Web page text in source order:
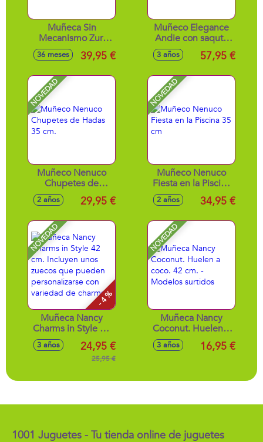
Muñeca Sin
Mecanismo Zuri
35Cm Cuerpo de
tela
36 meses 39,95 €
Muñeco Elegance
Andie con saquto
(muñeco de
peso)40 cm cuerpo
3 años 57,95 €
NOVEDAD
Muñeco Nenuco
Chupetes de
Hadas 35 cm.
2 años 29,95 €
NOVEDAD
Muñeco Nenuco
Fiesta en la Piscina
35 cm
2 años 34,95 €
NOVEDAD
- 4 %
Muñeca Nancy
Charms in Style 42
cm. Incluyen unos
zuecos que
variedad de
3 años 24,95 €
25,95 €
NOVEDAD
Muñeca Nancy
Coconut. Huelen a
coco. 42 cm. -
Modelos surtidos
3 años 16,95 €
1001 Juguetes - Tu tienda online de juguetes